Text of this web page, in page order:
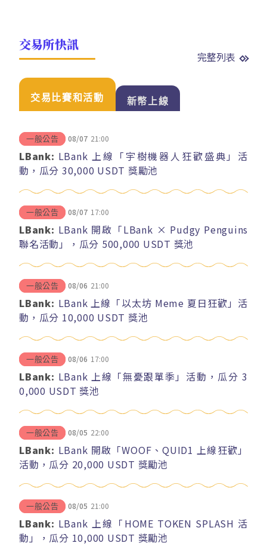
交易所快訊
完整列表
交易比賽和活動 新幣上線
一般公告 08/07 21:00
LBank: LBank 上線「宇樹機器人狂歡盛典」活
動，瓜分 30,000 USDT 獎勵池
一般公告 08/07 17:00
LBank: LBank 開啟「LBank × Pudgy Penguins
聯名活動」，瓜分 500,000 USDT 獎池
一般公告 08/06 21:00
LBank: LBank 上線「以太坊 Meme 夏日狂歡」活
動，瓜分 10,000 USDT 獎池
一般公告 08/06 17:00
LBank: LBank 上線「無憂跟單季」活動，瓜分 3
0,000 USDT 獎池
一般公告 08/05 22:00
LBank: LBank 開啟「WOOF、QUID1 上線狂歡」
活動，瓜分 20,000 USDT 獎勵池
一般公告 08/05 21:00
LBank: LBank 上線「HOME TOKEN SPLASH 活
動」，瓜分 10,000 USDT 獎勵池